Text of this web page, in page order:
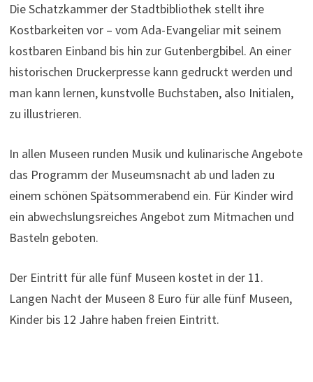
Die Schatzkammer der Stadtbibliothek stellt ihre
Kostbarkeiten vor – vom Ada-Evangeliar mit seinem
kostbaren Einband bis hin zur Gutenbergbibel. An einer
historischen Druckerpresse kann gedruckt werden und
man kann lernen, kunstvolle Buchstaben, also Initialen,
zu illustrieren.
In allen Museen runden Musik und kulinarische Angebote
das Programm der Museumsnacht ab und laden zu
einem schönen Spätsommerabend ein. Für Kinder wird
ein abwechslungsreiches Angebot zum Mitmachen und
Basteln geboten.
Der Eintritt für alle fünf Museen kostet in der 11.
Langen Nacht der Museen 8 Euro für alle fünf Museen,
Kinder bis 12 Jahre haben freien Eintritt.